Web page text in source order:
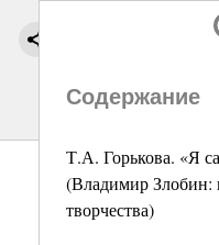
Содержание
Т.А. Горькова. «Я
(Владимир Злобин:
творчества)